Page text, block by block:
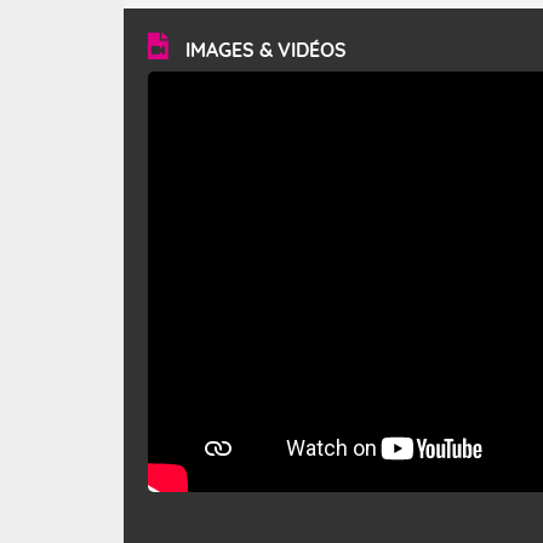
vitesse moyenne de 50 km/h et atteindre 80 à 100 km/h
en rafales, parfois davantage. Il parcourt la basse vallée
du Rhône et la Provence et envahit le littoral
méditerranéen à partir de la Camargue.
IMAGES & VIDÉOS